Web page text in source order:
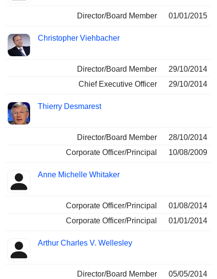
Director/Board Member 01/01/2015
Christopher Viehbacher
Director/Board Member
29/10/2014
Chief Executive Officer
29/10/2014
Thierry Desmarest
Director/Board Member
28/10/2014
Corporate Officer/Principal
10/08/2009
Anne Michelle Whitaker
Corporate Officer/Principal
01/08/2014
Corporate Officer/Principal
01/01/2014
Arthur Charles V. Wellesley
Director/Board Member
05/05/2014